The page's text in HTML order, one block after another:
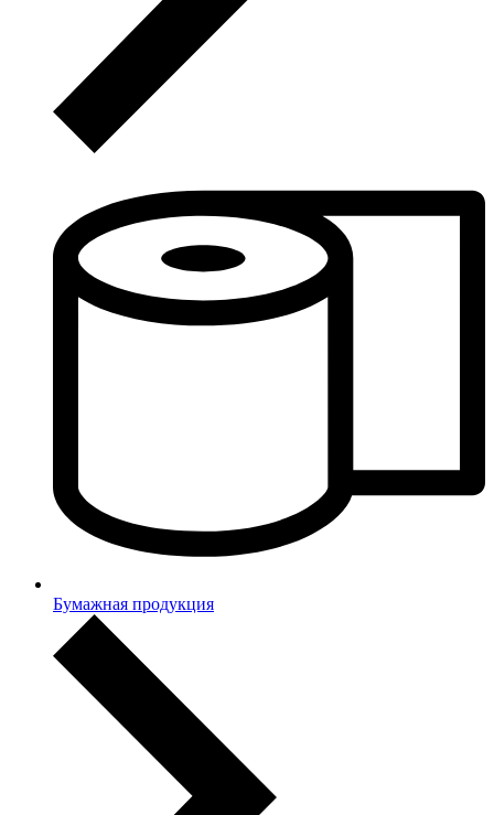
Бумажная продукция